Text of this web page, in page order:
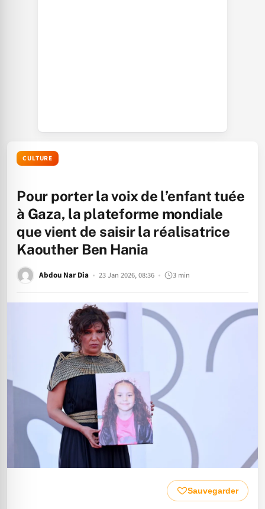
CULTURE
Pour porter la voix de l’enfant tuée
à Gaza, la plateforme mondiale
que vient de saisir la réalisatrice
Kaouther Ben Hania
Abdou Nar Dia 23 Jan 2026, 08:36 3 min
Sauvegarder